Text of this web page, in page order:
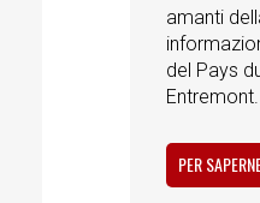
amanti
del Pays
Entremont.
PER